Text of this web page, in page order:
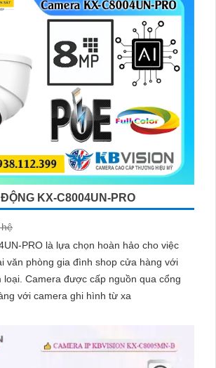
hoặc chói nắng
KX-C8004UN-PRO
PRO là lựa chọn hoàn hảo cho việc
văn phòng gia đình shop cửa hàng với
qua cổng
với camera ghi hình từ xa